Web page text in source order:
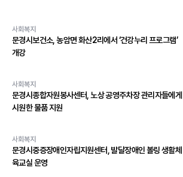
사회복지
문경시보건소, 농암면 화산2리에서 ‘건강누리 프로그램’
개강
사회복지
문경시종합자원봉사센터, 노상 공영주차장 관리자들에게
시원한 물품 지원
사회복지
문경시중증장애인자립지원센터, 발달장애인 볼링 생활체
육교실 운영